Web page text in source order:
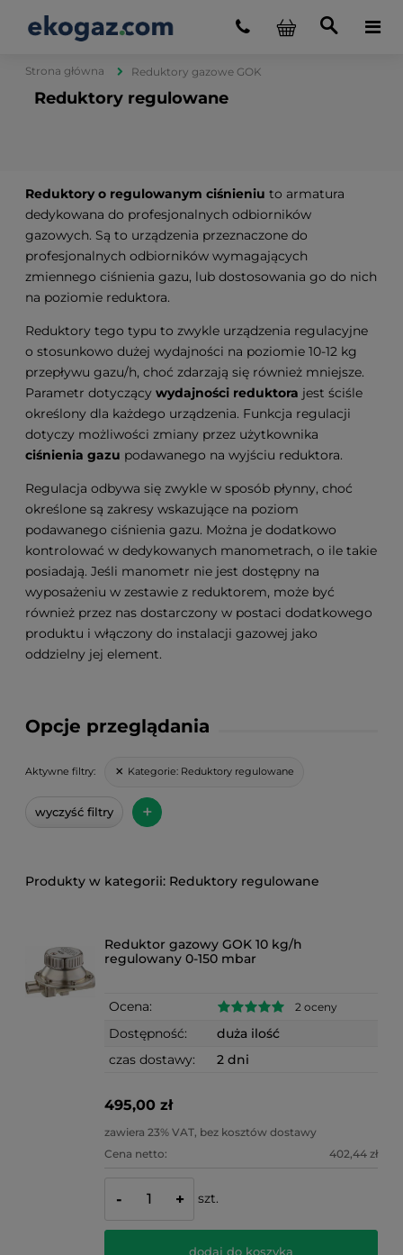
Strona główna Reduktory gazowe GOK
Reduktory regulowane
Opcje przeglądania
Aktywne filtry: Kategorie: Reduktory regulowane
wyczyść filtry +
Reduktory o regulowanym ciśnieniu to armatura
dedykowana do profesjonalnych odbiorników
gazowych. Są to urządzenia przeznaczone do
profesjonalnych odbiorników wymagających
zmiennego ciśnienia gazu, lub dostosowania go do nich
na poziomie reduktora.
Reduktory tego typu to zwykle urządzenia regulacyjne
o stosunkowo dużej wydajności na poziomie 10-12 kg
przepływu gazu/h, choć zdarzają się również mniejsze.
Parametr dotyczący wydajności reduktora jest ściśle
określony dla każdego urządzenia. Funkcja regulacji
dotyczy możliwości zmiany przez użytkownika
ciśnienia gazu podawanego na wyjściu reduktora.
Regulacja odbywa się zwykle w sposób płynny, choć
określone są zakresy wskazujące na poziom
podawanego ciśnienia gazu. Można je dodatkowo
kontrolować w dedykowanych manometrach, o ile takie
posiadają. Jeśli manometr nie jest dostępny na
wyposażeniu w zestawie z reduktorem, może być
również przez nas dostarczony w postaci dodatkowego
produktu i włączony do instalacji gazowej jako
oddzielny jej element.
Reduktory regulowane
Reduktor gazowy GOK 10 kg/h
regulowany 0-150 mbar
Ocena: 2 oceny
Dostępność:
duża ilość
czas dostawy:
2 dni
495,00 zł
zawiera 23% VAT, bez kosztów dostawy
Cena netto:
402,44 zł
- + szt.
dodaj do koszyka